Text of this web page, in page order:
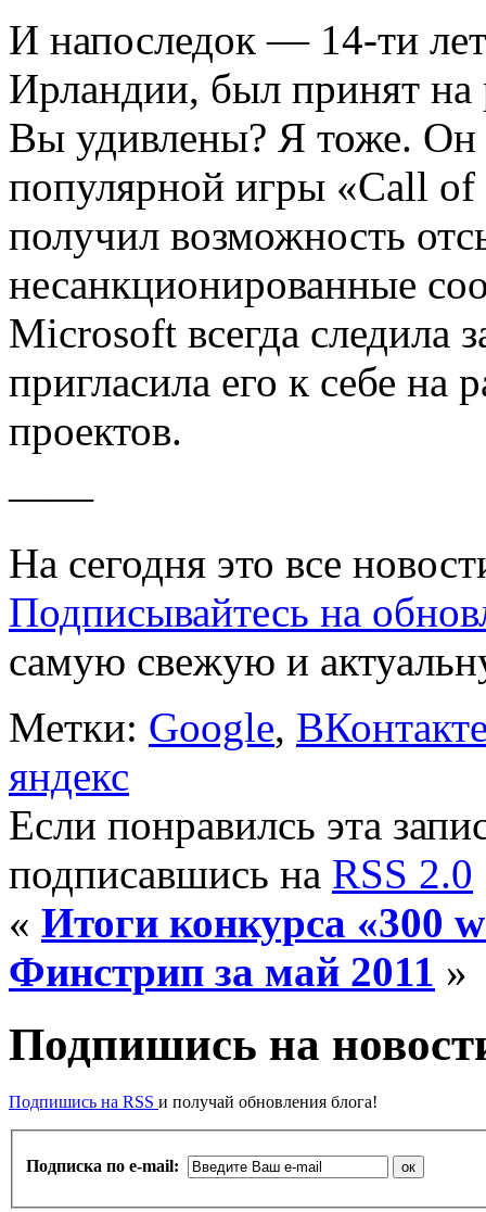
И напоследок — 14-ти
Ирландии, был принят
Вы удивлены? Я тоже. Он
популярной игры «Call
получил возможность
несанкционированные
Microsoft всегда следила
пригласила его к себе на
проектов.
——
На сегодня это все
Подписывайтесь на
самую свежую и
Метки: Google,
яндекс
Если понравилсь эта
подписавшись на RSS 2.0
« Итоги конкурса «300
Финстрип за май 2011 »
Подпишись на
Подпишись на RSS и получай обновления блога!
Подписка по e-mail: